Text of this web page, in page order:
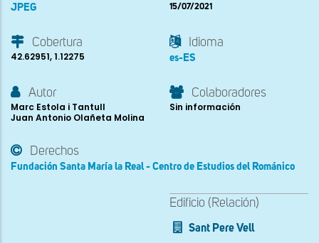
JPEG 15/07/2021
Cobertura
42.62951, 1.12275
Idioma
es-ES
Autor
Marc Estola i Tantull
Juan Antonio Olañeta Molina
Colaboradores
Sin información
Derechos
Fundación Santa María la Real - Centro de Estudios del Románico
Edificio (Relación)
Sant Pere Vell